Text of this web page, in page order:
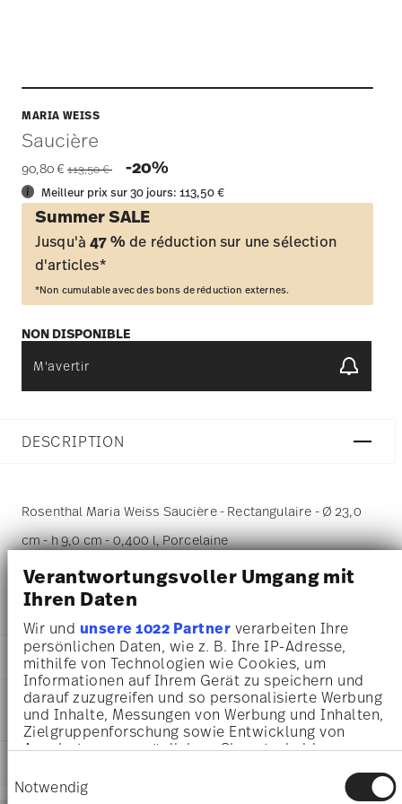
Verantwortungsvoller Umgang mit
Ihren Daten
Wir und unsere 1022 Partnerverarbeiten Ihre
persönlichen Daten, wie z. B. Ihre IP-Adresse,
mithilfe von Technologien wie Cookies, um
Informationen auf Ihrem Gerät zu speichern und
darauf zuzugreifen und so personalisierte Werbung
und Inhalte, Messungen von Werbung und Inhalten,
Zielgruppenforschung sowie Entwicklung von
Angeboten zu ermöglichen. Sie entscheiden
Sie können Ihre Einwilligung jederzeit über die
Cookie-Erklärung oder durch Klicken auf das
Notwendig
MARIA WEISS
Saucière
90,80 € Price reduced from
113,50 € -20%
Meilleur prix sur 30 jours:113,50 €
Summer SALE
Jusqu'à47 %de réduction sur une sélection
d'articles*
*Non cumulable avec des bons de réduction externes.
NON DISPONIBLE
M'avertir
DESCRIPTION
Rosenthal Maria Weiss Saucière - Rectangulaire - Ø 23,0
cm - h 9,0 cm - 0,400 l, Porcelaine
Rosenthal
Maria
Blanc
Porcelaine
Weiss
10430-800001-11620
DIMENSIONS
23,00 cm
23,00 cm
14,00 cm
INSTRUCTIONS D'ENTRETIEN ET DE
SÉCURITÉ